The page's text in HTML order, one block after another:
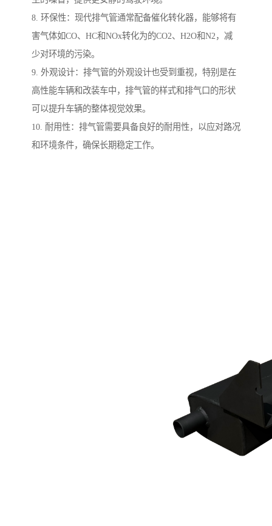
8. 环保性：现代排气管通常配备催化转化器，能够将有
害气体如CO、HC和NOx转化为的CO2、H2O和N2，减
少对环境的污染。
9. 外观设计：排气管的外观设计也受到重视，特别是在
高性能车辆和改装车中，排气管的样式和排气口的形状
可以提升车辆的整体视觉效果。
10. 耐用性：排气管需要具备良好的耐用性，以应对路况
和环境条件，确保长期稳定工作。